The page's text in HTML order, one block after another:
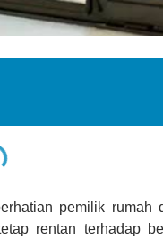
pemilik rumah
rentan terhadap